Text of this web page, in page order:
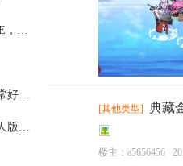
[其他类型] 典藏
楼主： a5656456